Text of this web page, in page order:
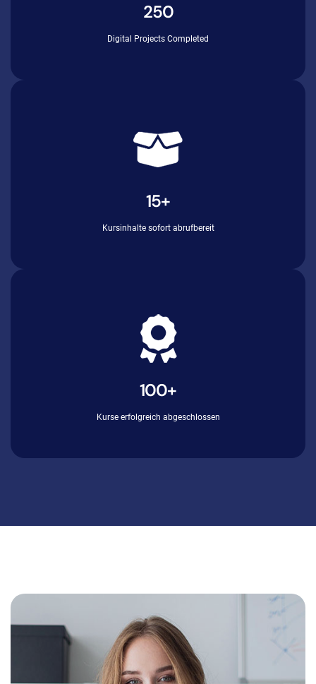
250
Digital Projects Completed
15+
Kursinhalte sofort abrufbereit
100+
Kurse erfolgreich abgeschlossen